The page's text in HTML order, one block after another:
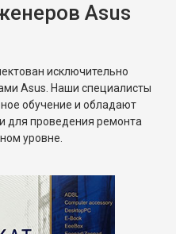
Asus
исключительно
Asus. Наши специалисты
обучение и обладают
для проведения ремонта
уровне.